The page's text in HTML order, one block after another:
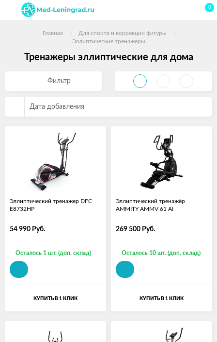
0
Главная
Для спорта и коррекции фигуры
Эллиптические тренажеры
Тренажеры эллиптические для дома
Фильтр
Дата добавления
Эллиптический тренажер DFC
E8732HP
54 990 Руб.
Осталось 1 шт. (доп. склад)
КУПИТЬ В 1 КЛИК
Эллиптический тренажёр
AMMITY AMMV 61 AI
269 500 Руб.
Осталось 10 шт. (доп. склад)
КУПИТЬ В 1 КЛИК